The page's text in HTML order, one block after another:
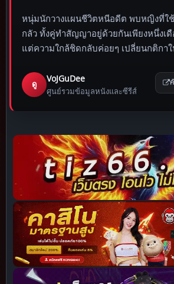
หนุ่มนักวางแผนชีวิตหนีอดีต พบหญิงที่ใ
กลัว ทั้งคู่ทำสัญญาอยู่ด้วยกันเพียงหนึ่งเ
แต่ความใกล้ชิดกลับค่อยๆ เปลี่ยนกติกาใ
ดู
VoJGuDee
ศูนย์รวมข้อมูลหนังและซีรีส์